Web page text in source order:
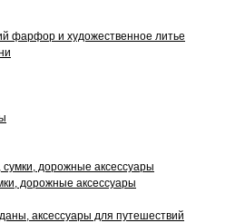
фарфор и художественное литье
сумки, дорожные аксессуары
дорожные аксессуары
аксессуары для путешествий